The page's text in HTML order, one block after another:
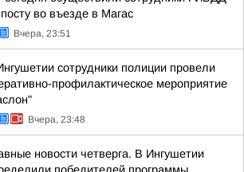
во въезде в Магас
Вчера, 23:51
сотрудники полиции провели
профилактическое мероприятие
Вчера, 23:48
новости четверга. В Ингушетии